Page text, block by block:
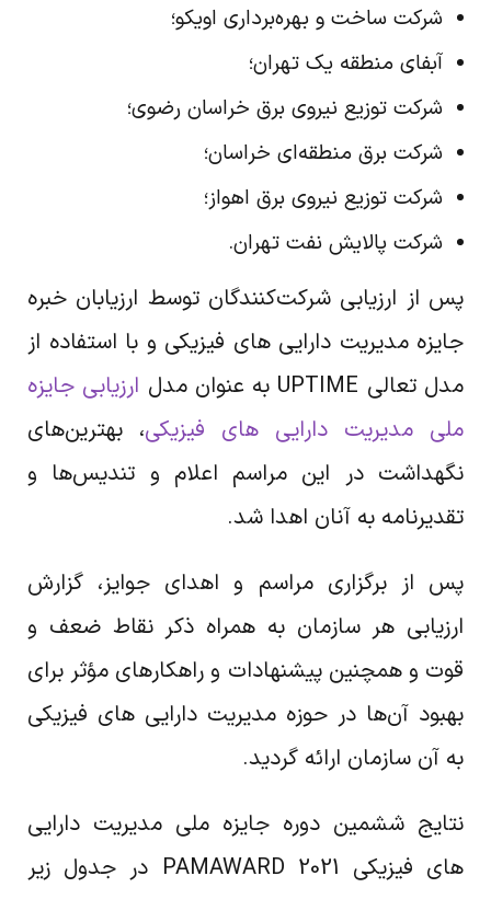
شرکت ساخت و بهره‌برداری اویکو؛
آبفای منطقه یک تهران؛
شرکت توزیع نیروی برق خراسان رضوی؛
شرکت برق منطقه‌ای خراسان؛
شرکت توزیع نیروی برق اهواز؛
شرکت پالایش نفت تهران.
پس از ارزیابی شرکت‌کنندگان توسط ارزیابان خبره
جایزه مدیریت دارایی های فیزیکی و با استفاده از
مدل تعالی UPTIME به عنوان مدل
ارزیابی جایزه
ملی مدیریت دارایی های فیزیکی، بهترین‌های
نگهداشت در این مراسم اعلام و تندیس‌ها و
تقدیرنامه به آنان اهدا شد.
پس از برگزاری مراسم و اهدای جوایز، گزارش
ارزیابی هر سازمان به همراه ذکر نقاط ضعف و
قوت و همچنین پیشنهادات و راهکارهای مؤثر برای
بهبود آن‌ها در حوزه مدیریت دارایی های فیزیکی
به آن سازمان ارائه گردید.
نتایج ششمین دوره جایزه ملی مدیریت دارایی
های فیزیکی PAMAWARD 2021 در جدول زیر